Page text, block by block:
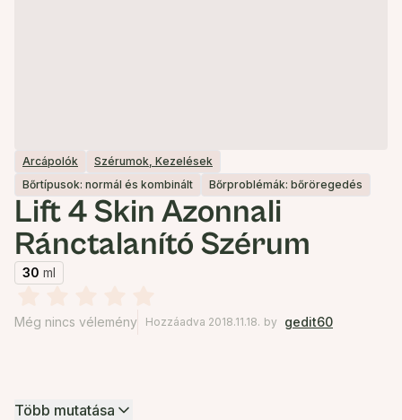
Arcápolók
Szérumok, Kezelések
Bőrtípusok: normál és kombinált
Bőrproblémák: bőröregedés
Lift 4 Skin Azonnali
Ránctalanító Szérum
30 ml
Még nincs vélemény Hozzáadva 2018.11.18. by gedit60
Több mutatása